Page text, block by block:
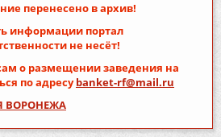
перенесено в архив!
информации портал
не несёт!
о размещении заведения на
по адресуbanket-rf@mail.ru
ВОРОНЕЖА